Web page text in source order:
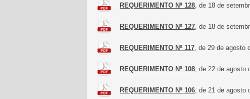
REQUERIMENTO Nº 128, de 18 de
REQUERIMENTO Nº 127, de 18 de
REQUERIMENTO Nº 117, de 29 de agosto
REQUERIMENTO Nº 108, de 22 de agosto
REQUERIMENTO Nº 106, de 21 de agosto